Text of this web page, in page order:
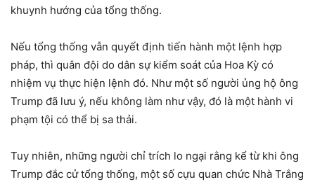
khuynh hướng của tổng thống.
Nếu tổng thống vẫn quyết định tiến hành một lệnh hợp
pháp, thì quân đội do dân sự kiểm soát của Hoa Kỳ có
nhiệm vụ thực hiện lệnh đó. Như một số người ủng hộ ông
Trump đã lưu ý, nếu không làm như vậy, đó là một hành vi
phạm tội có thể bị sa thải.
Tuy nhiên, những người chỉ trích lo ngại rằng kể từ khi ông
Trump đắc cử tổng thống, một số cựu quan chức Nhà Trắng